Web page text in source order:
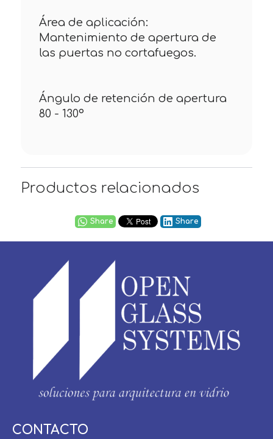
Área de aplicación:
Mantenimiento de apertura de
las puertas no cortafuegos.
Ángulo de retención de apertura
80 - 130°
Productos relacionados
Share Share
CONTACTO